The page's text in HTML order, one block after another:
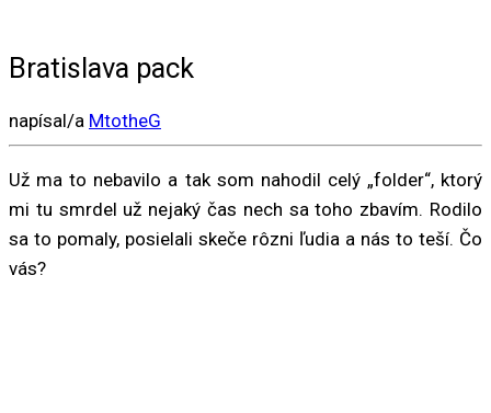
Bratislava pack
napísal/a MtotheG
Už ma to nebavilo a tak som nahodil celý „folder“, ktorý
mi tu smrdel už nejaký čas nech sa toho zbavím. Rodilo
sa to pomaly, posielali skeče rôzni ľudia a nás to teší. Čo
vás?